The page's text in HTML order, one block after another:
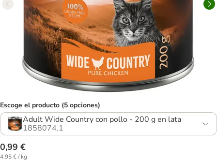
Escoge el producto (5 opciones)
Adult Wide Country con pollo - 200 g en lata
1858074.1
0,99 €
4,95 € / kg